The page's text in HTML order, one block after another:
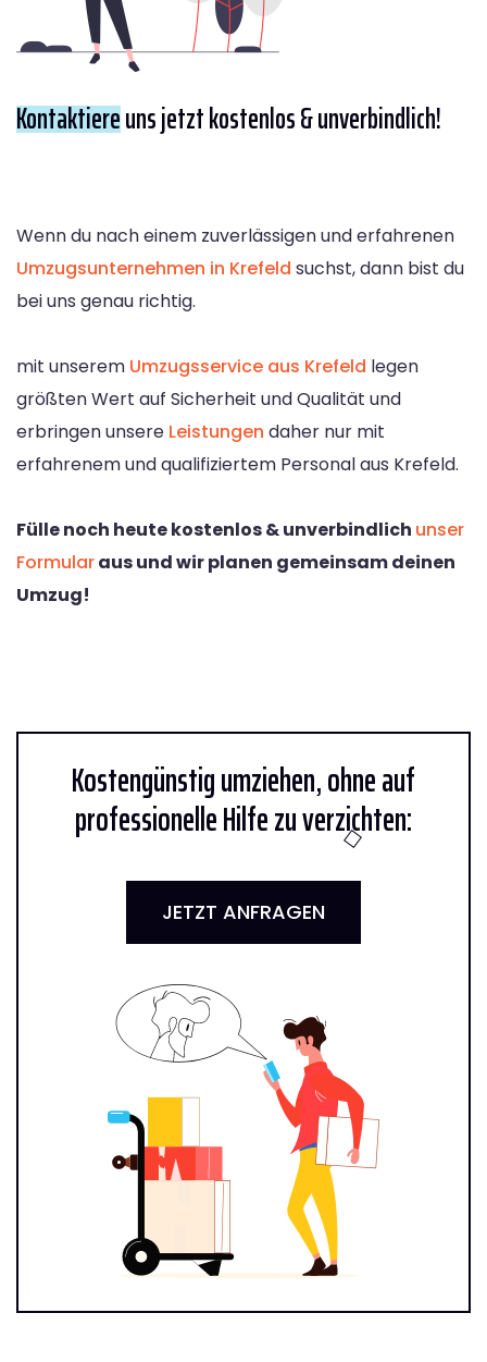
Kontaktiereuns jetzt kostenlos & unverbindlich!
Wenn du nach einem zuverlässigen und erfahrenen
Umzugsunternehmen in Krefeld suchst, dann bist du
bei uns genau richtig.
mit unserem Umzugsservice aus Krefeld legen
größten Wert auf Sicherheit und Qualität und
erbringen unsere Leistungen daher nur mit
erfahrenem und qualifiziertem Personal aus Krefeld.
Fülle noch heute kostenlos & unverbindlich unser
Formularaus und wir planen gemeinsam deinen
Umzug!
Kostengünstig umziehen, ohne auf
professionelle Hilfe zu verzichten:
JETZT ANFRAGEN